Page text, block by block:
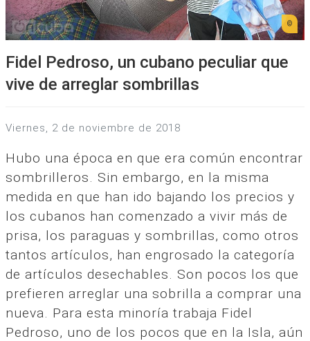
Fidel Pedroso, un cubano peculiar que
vive de arreglar sombrillas
viernes, 2 de noviembre de 2018
Hubo una época en que era común encontrar
sombrilleros. Sin embargo, en la misma
medida en que han ido bajando los precios y
los cubanos han comenzado a vivir más de
prisa, los paraguas y sombrillas, como otros
tantos artículos, han engrosado la categoría
de artículos desechables. Son pocos los que
prefieren arreglar una sobrilla a comprar una
nueva. Para esta minoría trabaja Fidel
Pedroso, uno de los pocos que en la Isla, aún